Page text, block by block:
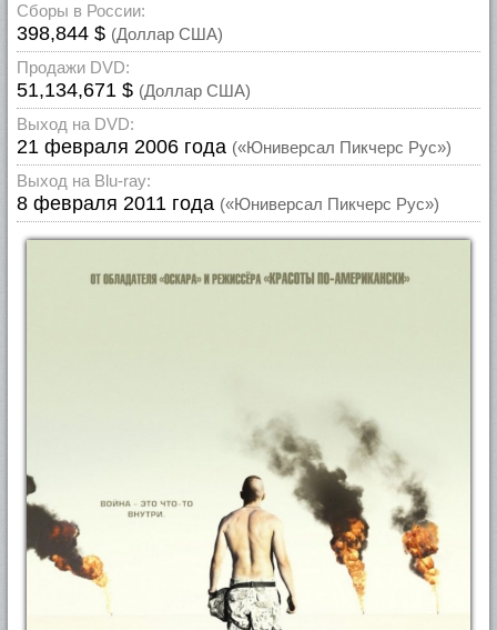
Сборы в России:
398,844 $ (Доллар США)
Продажи DVD:
51,134,671 $ (Доллар США)
Выход на DVD:
21 февраля 2006 года («Юниверсал Пикчерс Рус»)
Выход на Blu-ray:
8 февраля 2011 года («Юниверсал Пикчерс Рус»)